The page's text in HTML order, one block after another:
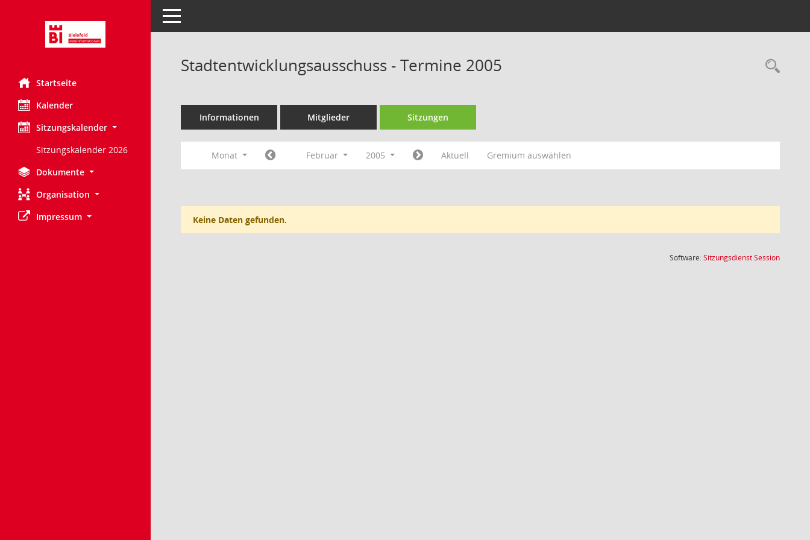
Startseite
Kalender
Sitzungskalender
Sitzungskalender 2026
Dokumente
Organisation
Impressum
Toggle navigation
Stadtentwicklungsausschuss - Termine 2005
Informationen Mitglieder Sitzungen
Monat Februar 2005 Aktuell Gremium auswählen
Keine Daten gefunden.
Software:SitzungsdienstSession(Wird in